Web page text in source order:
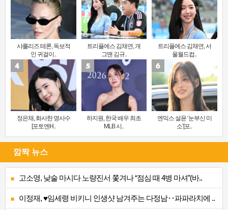
샤를리즈 테론, 독보적
인 귀걸이..
트리플에스 김채연, 개
그맨 김규..
트리플에스 김채연, 서
울월드컵..
정은채, 화사한 명사수
[포토엔H..
하지원, 한국 배우 최초
MLB 시..
엔믹스 설윤 ‘눈부신 미
소’[포..
깜짝 뉴스
고소영, 낮술 마시다 노량진서 쫓겨나 “점심 때 4병 마셔”(바..
이정재, ♥임세령 비키니 인생샷 남겨주는 다정남‥파파라치에 ..